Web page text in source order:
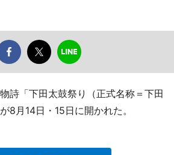
詩「下田太鼓祭り（正式名称＝下田
8月14日・15日に開かれた。